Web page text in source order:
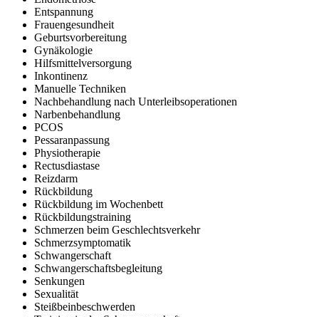
Entspannung
Frauengesundheit
Geburtsvorbereitung
Gynäkologie
Hilfsmittelversorgung
Inkontinenz
Manuelle Techniken
Nachbehandlung nach Unterleibsoperationen
Narbenbehandlung
PCOS
Pessaranpassung
Physiotherapie
Rectusdiastase
Reizdarm
Rückbildung
Rückbildung im Wochenbett
Rückbildungstraining
Schmerzen beim Geschlechtsverkehr
Schmerzsymptomatik
Schwangerschaft
Schwangerschaftsbegleitung
Senkungen
Sexualität
Steißbeinbeschwerden